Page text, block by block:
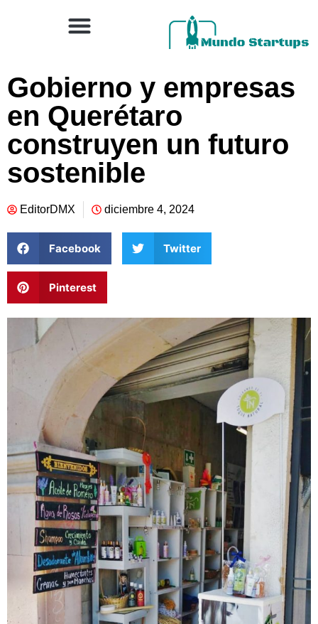
Gobierno y empresas
en Querétaro
construyen un futuro
sostenible
EditorDMX diciembre 4, 2024
Facebook Twitter
Pinterest